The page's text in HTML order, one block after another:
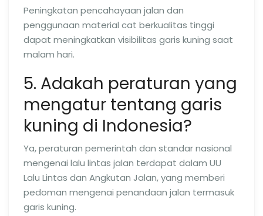
Peningkatan pencahayaan jalan dan
penggunaan material cat berkualitas tinggi
dapat meningkatkan visibilitas garis kuning saat
malam hari.
5. Adakah peraturan yang
mengatur tentang garis
kuning di Indonesia?
Ya, peraturan pemerintah dan standar nasional
mengenai lalu lintas jalan terdapat dalam UU
Lalu Lintas dan Angkutan Jalan, yang memberi
pedoman mengenai penandaan jalan termasuk
garis kuning.